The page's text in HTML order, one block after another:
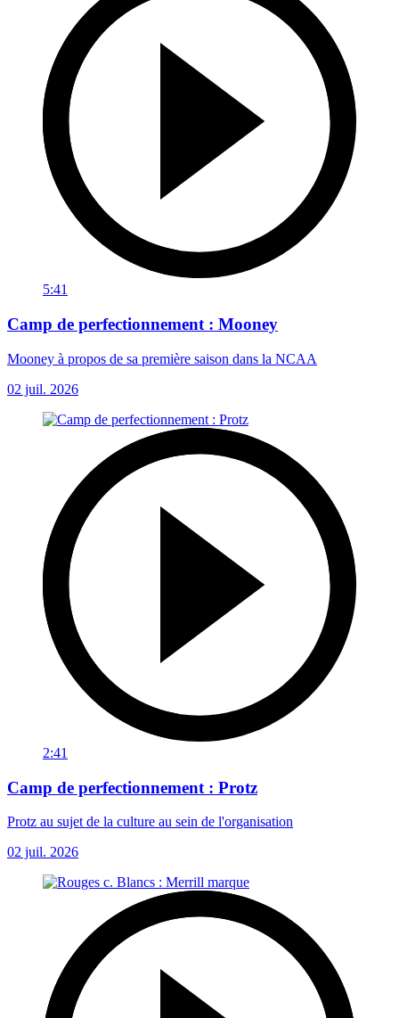
5:41
Camp de perfectionnement : Mooney
Mooney à propos de sa première saison dans la NCAA
02 juil. 2026
2:41
Camp de perfectionnement : Protz
Protz au sujet de la culture au sein de l'organisation
02 juil. 2026